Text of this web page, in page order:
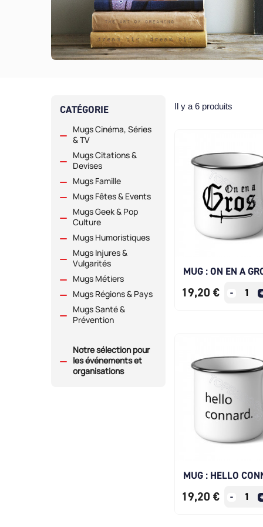
CATÉGORIE
Mugs Cinéma, Séries
& TV
Mugs Citations &
Devises
Mugs Famille
Mugs Fêtes & Events
Mugs Geek & Pop
Culture
Mugs Humoristiques
Mugs Injures &
Vulgarités
Mugs Métiers
Mugs Régions & Pays
Mugs Santé &
Prévention
Notre sélection pour
les événements et
organisations
Il y a 6 produits
MUG : ON EN A
19,20 €
MUG : HELLO
19,20 €